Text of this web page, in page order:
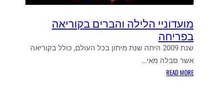
מועדוניי הלילה והברים בקוריאה
בפריחה
שנת 2009 היתה שנת מיתון בכל העולם, כולל בקוריאה
אשר סבלה מאי…
READ MORE
: